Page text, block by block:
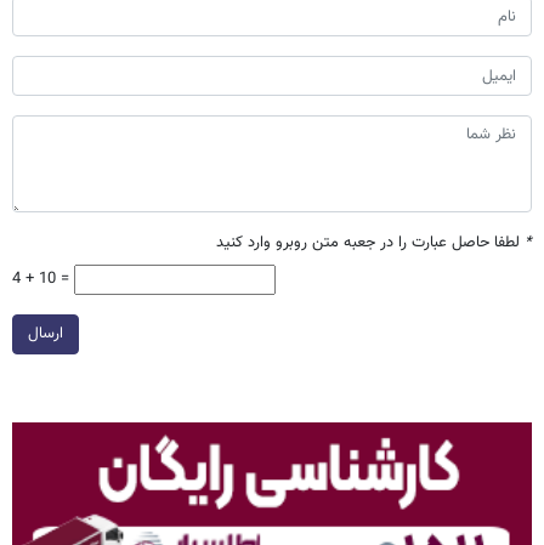
* لطفا حاصل عبارت را در جعبه متن روبرو وارد کنید
4 + 10 =
ارسال